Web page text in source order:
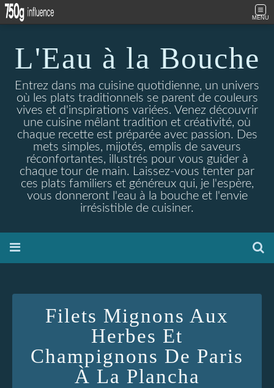
MENU
L'Eau à la Bouche
Entrez dans ma cuisine quotidienne, un univers
où les plats traditionnels se parent de couleurs
vives et d'inspirations variées. Venez découvrir
une cuisine mêlant tradition et créativité, où
chaque recette est préparée avec passion. Des
mets simples, mijotés, emplis de saveurs
réconfortantes, illustrés pour vous guider à
chaque tour de main. Laissez-vous tenter par
ces plats familiers et généreux qui, je l'espère,
vous donneront l'eau à la bouche et l'envie
irrésistible de cuisiner.
Filets Mignons Aux
Herbes Et
Champignons De Paris
À La Plancha